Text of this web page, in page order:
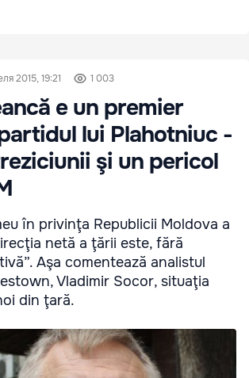
2015, 19:21 1 003
e un premier
lui Plahotniuc -
şi un pericol
în privinţa Republicii Moldova a
netă a ţării este, fără
Aşa comentează analistul
Vladimir Socor, situaţia
din ţară.